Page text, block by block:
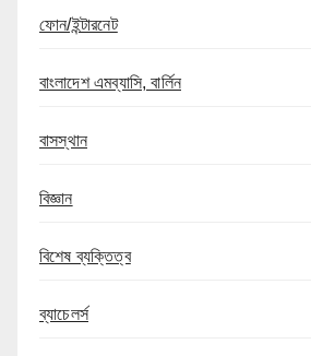
ফোন/ইন্টারনেট
বাংলাদেশ এমব্যাসি, বার্লিন
বাসস্থান
বিজ্ঞান
বিশেষ ব্যক্তিত্ব
ব্যাচেলর্স